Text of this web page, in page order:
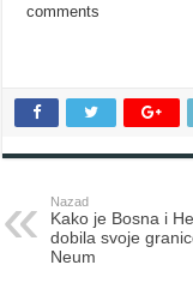
comments
Nazad
Kako je Bosna i
dobila svoje
Neum